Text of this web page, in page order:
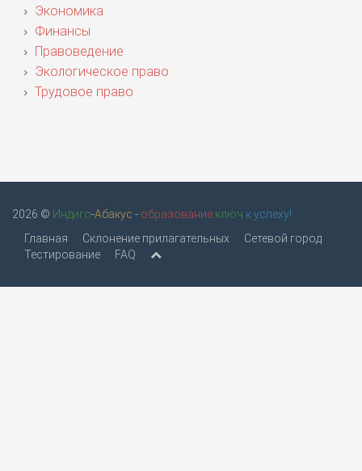
Экономика
Финансы
Правоведение
Экологическое право
Трудовое право
2026 © Индиго-Абакус - образование ключ к успеху!
Главная
Склонение прилагательных
Сетевой город
Тестирование
FAQ